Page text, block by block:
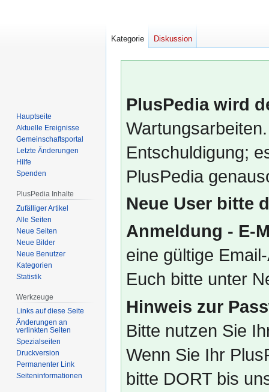
PlusPedia wird
Entschuldigung;
PlusPedia
Neue User bitte
Anmeldung - E-
eine gültige
Euch bitte unter
Hinweis zur
Bitte nutzen Sie
Wenn Sie Ihr
bitte DORT bis
Kategorie Diskussion
Hauptseite
Aktuelle Ereignisse
Gemeinschafts­portal
Letzte Änderungen
Hilfe
Spenden
PlusPedia Inhalte
Zufälliger Artikel
Alle Seiten
Neue Seiten
Neue Bilder
Neue Benutzer
Kategorien
Statistik
Werkzeuge
Links auf diese Seite
Änderungen an
verlinkten Seiten
Spezialseiten
Druckversion
Permanenter Link
Seiten­­informationen